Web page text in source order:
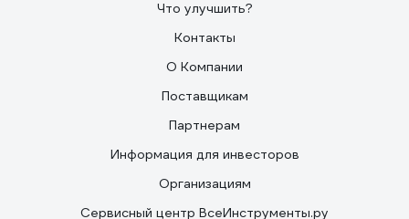
Что улучшить?
Контакты
О Компании
Поставщикам
Партнерам
Информация для инвесторов
Организациям
Сервисный центр ВсеИнструменты.ру